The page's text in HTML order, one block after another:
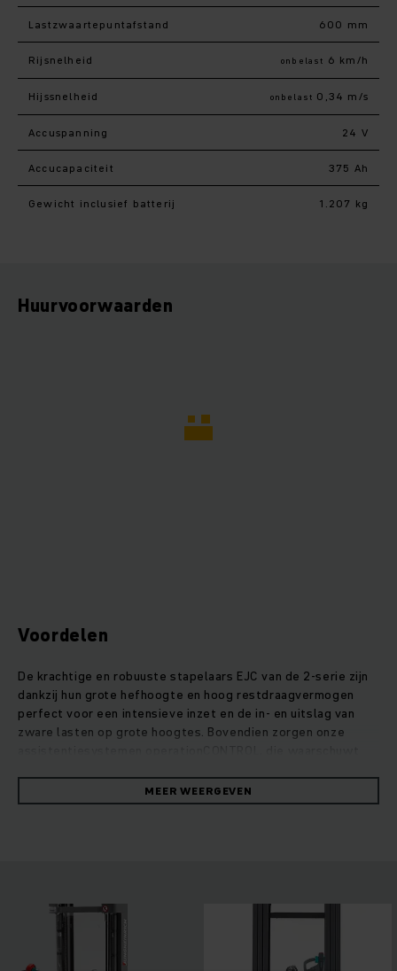
Lastzwaartepuntafstand 600 mm
Rijsnelheid onbelast 6 km/h
Hijssnelheid onbelast 0,34 m/s
Accuspanning 24 V
Accucapaciteit 375 Ah
Gewicht inclusief batterij 1.207 kg
Huurvoorwaarden
Voordelen
De krachtige en robuuste stapelaars EJC van de 2-serie zijn
dankzij hun grote hefhoogte en hoog restdraagvermogen
perfect voor een intensieve inzet en de in- en uitslag van
zware lasten op grote hoogtes. Bovendien zorgen onze
hefhoogte voorkeuze positionCONTROL voor een veilige en
efficiënte omslag van de goederen. Door de optimale
Hij is stil en maakt bijzonder zacht en nauwkeurig stapelen
mogelijk.
MEER WEERGEVEN